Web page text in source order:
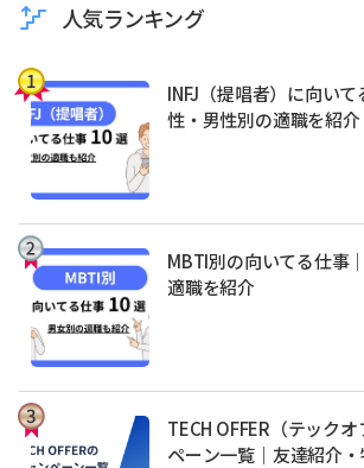
人気ランキング
INFJ（提唱者）に向い
性・男性別の適職を紹介
MBTI別の向いてる仕事
適職を紹介
TECH OFFER（テック
ペーン一覧｜友達紹介